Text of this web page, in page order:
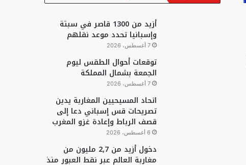
أزيد من 1300 قاصر في سبتة
وإسبانيا تحدد موعد نقلهم
7 أغسطس، 2026
توقعات أحوال الطقس ليوم
الجمعة بشمال المملكة
7 أغسطس، 2026
اتحاد المسيحيين المغاربة يدين
تصريحات قس إسباني دعا إلى
قصف الرباط وإعادة غزو المغرب
6 أغسطس، 2026
دخول أزيد من 2,7 مليون من
مغاربة العالم عبر نقط العبور منذ